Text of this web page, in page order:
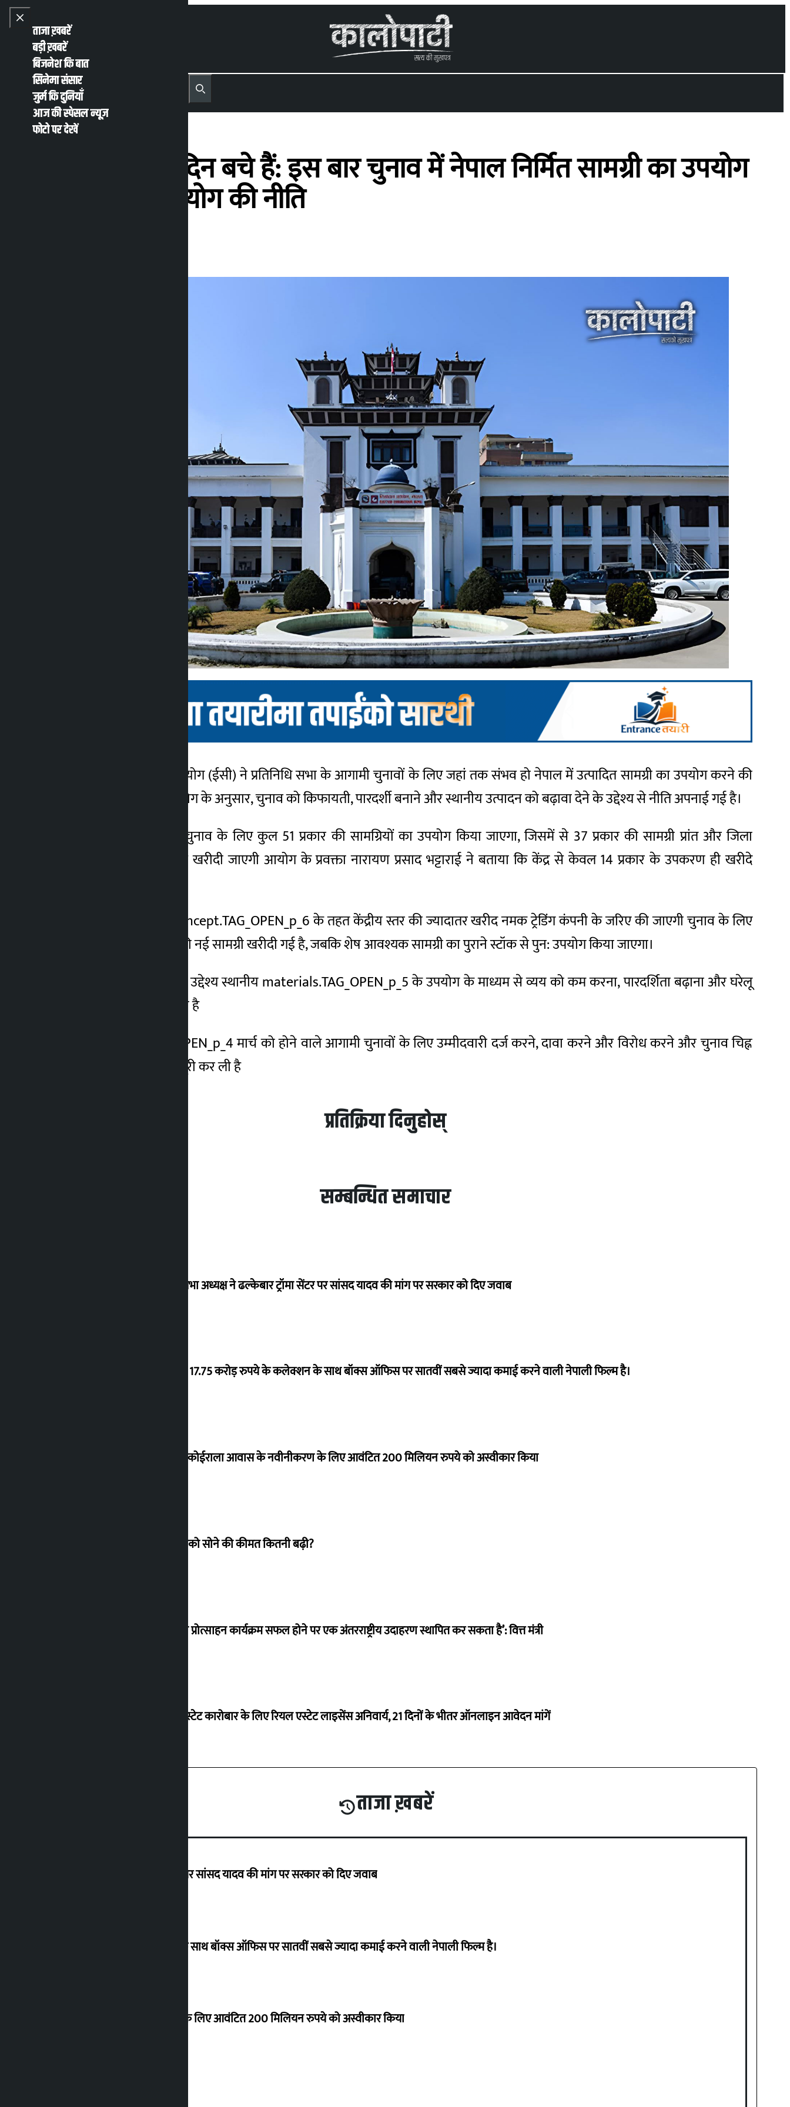
Skip to content
Close menu
ताजा ख़बरें
बड़ी ख़बरें
बिजनेश कि बात
सिनेमा संसार
जुर्म कि दुनियाँ
आज की स्पेसल न्यूज़
फोटो पर देखें
Open main menu
MENU Recent NewsTrending News
Search
चुनाव के लिए 35 दिन बचे हैं: इस बार चुनाव में नेपाल निर्मित सामग्री का उपयोग
करने की चुनाव आयोग की नीति
का उपयोग करें। चुनाव आयोग (ईसी) ने प्रतिनिधि सभा के आगामी चुनावों के लिए जहां तक संभव हो नेपाल में उत्पादित सामग्री का उपयोग करने की
नीति अपनाई है। चुनाव आयोग के अनुसार, चुनाव को किफायती, पारदर्शी बनाने और स्थानीय उत्पादन को बढ़ावा देने के उद्देश्य से नीति अपनाई गई है।
चुनाव आयोग के अनुसार, चुनाव के लिए कुल 51 प्रकार की सामग्रियों का उपयोग किया जाएगा, जिसमें से 37 प्रकार की सामग्री प्रांत और जिला
level.TAG_OPEN_p_7 से खरीदी जाएगी आयोग के प्रवक्ता नारायण प्रसाद भट्टाराई ने बताया कि केंद्र से केवल 14 प्रकार के उपकरण ही खरीदे
उन्होंने कहा कि ‘जी2जी’ concept.TAG_OPEN_p_6 के तहत केंद्रीय स्तर की ज्यादातर खरीद नमक ट्रेडिंग कंपनी के जरिए की जाएगी चुनाव के लिए
लगभग 6.75 करोड़ रुपये की नई सामग्री खरीदी गई है, जबकि शेष आवश्यक सामग्री का पुराने स्टॉक से पुन: उपयोग किया जाएगा।
आयोग ने कहा है कि इसका उद्देश्य स्थानीय materials.TAG_OPEN_p_5 के उपयोग के माध्यम से व्यय को कम करना, पारदर्शिता बढ़ाना और घरेलू
उत्पादन को प्रोत्साहित करना है
चुनाव आयोग ने 4.TAG_OPEN_p_4 मार्च को होने वाले आगामी चुनावों के लिए उम्मीदवारी दर्ज करने, दावा करने और विरोध करने और चुनाव चिह्न
सौंपने की प्रक्रिया पहले ही पूरी कर ली है
प्रतिक्रिया दिनुहोस्
सम्बन्धित समाचार
विधानसभा अध्यक्ष ने ढल्केबार ट्रॉमा सेंटर पर सांसद यादव की मांग पर सरकार को दिए जवाब
‘गौंथली’ 17.75 करोड़ रुपये के कलेक्शन के साथ बॉक्स ऑफिस पर सातवीं सबसे ज्यादा कमाई करने वाली नेपाली फिल्म है।
शेखर ने कोईराला आवास के नवीनीकरण के लिए आवंटित 200 मिलियन रुपये को अस्वीकार किया
शुक्रवार को सोने की कीमत कितनी बढ़ी?
‘करदाता प्रोत्साहन कार्यक्रम सफल होने पर एक अंतरराष्ट्रीय उदाहरण स्थापित कर सकता है’: वित्त मंत्री
रियल एस्टेट कारोबार के लिए रियल एस्टेट लाइसेंस अनिवार्य, 21 दिनों के भीतर ऑनलाइन आवेदन मांगें
ताजा ख़बरें
विधानसभा अध्यक्ष ने ढल्केबार ट्रॉमा सेंटर पर सांसद यादव की मांग पर सरकार को दिए जवाब
‘गौंथली’ 17.75 करोड़ रुपये के कलेक्शन के साथ बॉक्स ऑफिस पर सातवीं सबसे ज्यादा कमाई करने वाली नेपाली फिल्म है।
शेखर ने कोईराला आवास के नवीनीकरण के लिए आवंटित 200 मिलियन रुपये को अस्वीकार किया